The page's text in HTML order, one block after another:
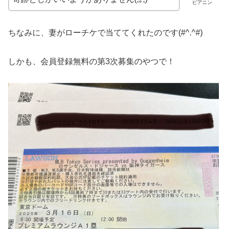
ピアニン
ちなみに、妻がローチケで当ててくれたのです(#^.^#)
しかも、会員登録無料の第3次募集のやつで！